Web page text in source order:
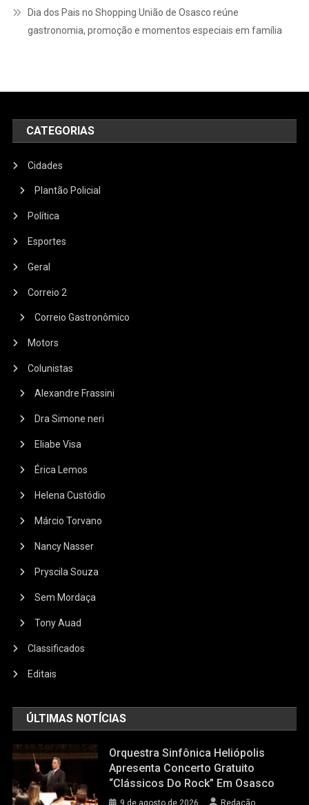
Dia dos Pais no Shopping União de Osasco reúne
gastronomia, promoção e momentos especiais em família
CATEGORIAS
Cidades
Plantão Policial
Política
Esportes
Geral
Correio 2
Correio Gastronômico
Motors
Colunistas
Alexandre Frassini
Dra Simone neri
Eliabe Visa
Érica Lemos
Helena Custódio
Márcio Torvano
Nancy Nasser
Pryscila Souza
Sem Mordaça
Tony Auad
Classificados
Editais
ÚLTIMAS NOTÍCIAS
Orquestra Sinfônica Heliópolis
Apresenta Concerto Gratuito
“Clássicos Do Rock” Em Osasco
9 de agosto de 2026 Redação